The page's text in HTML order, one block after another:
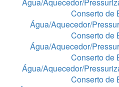
Água/Aquecedor/
Conserto de
Água/Aquecedor/
Conserto de
Água/Aquecedor/
Conserto de
Água/Aquecedor/
Conserto de